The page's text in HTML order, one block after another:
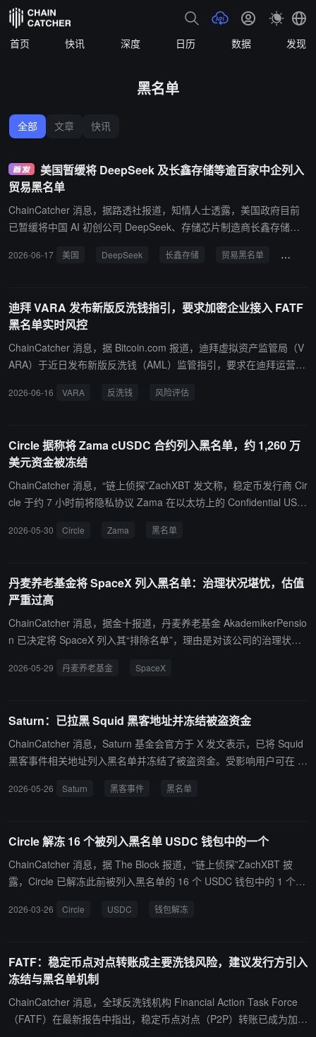
首页 快讯 深度 日历 数据 发现
黑名单
全部 文章 快讯
美国暂缓将 DeepSeek 及长鑫存储等逾百家中企列入
贸易黑名单
ChainCatcher 消息，据路透社报道，知情人士透露，美国政府目前
已暂缓将中国 AI 初创公司 DeepSeek、存储芯片制造商长鑫存储（C
部的贸易黑名单（实体清单）。报道指出，特朗普政府此举旨在避免
实体清单的新增名单，这也创下了十多年来最长的更新停滞期。此
外，部分因涉嫌提供俄罗斯无人机相关设备、向中国高校出售受限的
英伟达芯片或为中国军方制造无人设备而被标记为潜在制裁目标的其
他中企，目前也均未被正式列入该清单。
2026-06-17 美国 DeepSeek 长鑫存储 贸易黑名单 国家安
迪拜 VARA 发布新版反洗钱指引，要求加密企业接入 FATF
黑名单实时风控
ChainCatcher 消息，据 Bitcoin.com 报道，迪拜虚拟资产监管局（V
ARA）于近日发布新版反洗钱（AML）监管指引，要求在迪拜运营的
型，以替代此前的静态合规追踪机制。新规要求企业至少每三个月更
规笼统合并处理；此外，企业还须对 AI 辅助操作及匿名增强型交易
所带来的风险进行正式记录。VARA 表示，合规官员、高级管理层及
董事会成员须对公司剩余风险评级承担完全责任，监管导向已从事后
惩处转向主动系统性风险管控。
2026-06-16 VARA 反洗钱 风险评估
Circle 据称将 Zama cUSDC 合约列入黑名单，约 1,260 万
美元资金被冻结
ChainCatcher 消息，“链上侦探”ZachXBT 发文称，稳定币发行商 Cir
cle 于约 7 小时前将隐私协议 Zama 在以太坊上的 Confidential USD
冻结。 ZachXBT 表示，该 cUSDC 合约在 Zama 官方文档及区块浏
提供透明说明的情况下冻结了超过 16 个属于企业、协议及服务提供
商的热钱包地址。
2026-05-30 Circle Zama 黑名单
丹麦养老基金将 SpaceX 列入黑名单：治理状况堪忧，估值
严重过高
ChainCatcher 消息，据金十报道，丹麦养老基金 AkademikerPensio
n 已决定将 SpaceX 列入其“排除名单”，理由是对该公司的治理状况
元的估值。据知情人士透露，该公司计划筹集高达 750 亿美元的资
将特斯拉 (TSLA.O) 和美国国债列入排除名单。该基金表示，其回避
SpaceX 的“首要原因”与 ESG（环境、社会与治理）因素有关，“尤其
是该公司在治理事务上表现得极其糟糕。” 该养老基金还补充道：“话
会，那么从投资回报的角度来看，我们就无法为这一决定提供正当理
2026-05-29 丹麦养老基金 SpaceX
Saturn：已拉黑 Squid 黑客地址并冻结被盗资金
ChainCatcher 消息，Saturn 基金会官方于 X 发文表示，已将 Squid
黑客事件相关地址列入黑名单并冻结了被盗资金。受影响用户可在 S
施均未受此次事件影响。
2026-05-26 Saturn 黑客事件 黑名单
Circle 解冻 16 个被列入黑名单 USDC 钱包中的一个
ChainCatcher 消息，据 The Block 报道，“链上侦探”ZachXBT 披
露，Circle 已解冻此前被列入黑名单的 16 个 USDC 钱包中的 1 个。
0,966 枚 USDC。ZachXBT 表示，其余受影响的钱包预计将在不久
ZachXBT 称此举与一起尚未公开的美国民事案件有关，且该案件处
于保密状态。 ZachXBT 对此次冻结行动提出严厉批评，称相关方未
提供任何冻结依据，并表示这是其从业 5 年以来见过的最不称职的冻
结操作之一。MetaMask 安全研究员 Taylor Monahan 亦在社交媒体
2026-03-26 Circle USDC 钱包解冻
FATF：稳定币点对点转账成主要洗钱风险，建议发行方引入
冻结与黑名单机制
ChainCatcher 消息，全球反洗钱机构 Financial Action Task Force
（FATF）在最新报告中指出，稳定币点对点（P2P）转账已成为加密